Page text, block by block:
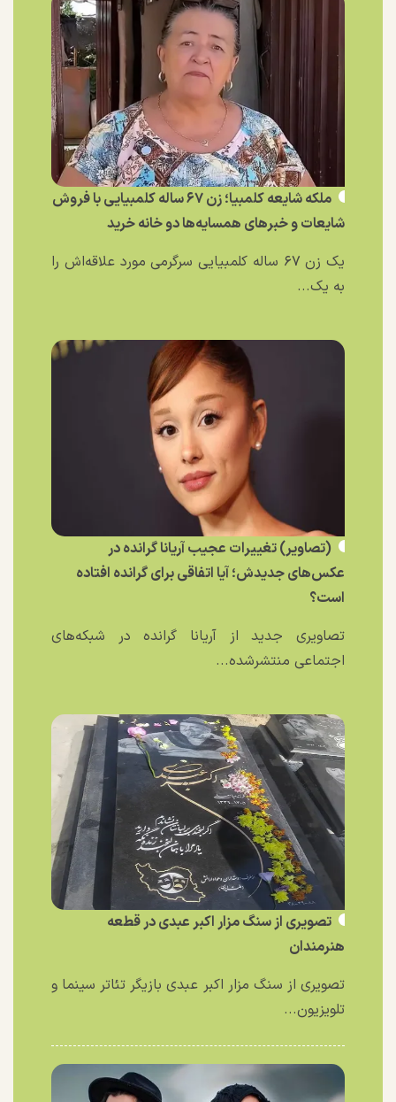
ملکه شایعه کلمبیا؛ زن ۶۷ ساله کلمبیایی با فروش
شایعات و خبر‌های همسایه‌ها دو خانه خرید
یک زن ۶۷ ساله کلمبیایی سرگرمی مورد علاقه‌اش را
به یک...
(تصاویر) تغییرات عجیب آریانا گرانده در
عکس‌های جدیدش؛ آیا اتفاقی برای گرانده افتاده
است؟
تصاویری جدید از آریانا گرانده در شبکه‌های
اجتماعی منتشرشده...
تصویری از سنگ مزار اکبر عبدی در قطعه
هنرمندان
تصویری از سنگ مزار اکبر عبدی بازیگر تئاتر سینما و
تلویزیون...